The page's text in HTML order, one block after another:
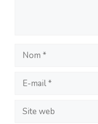
Nom
mail
Site
web